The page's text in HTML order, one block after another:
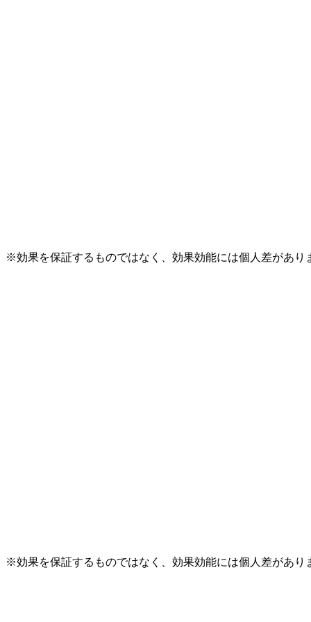
※効果を保証するものではなく、効果効能には個人差があり
※効果を保証するものではなく、効果効能には個人差があり